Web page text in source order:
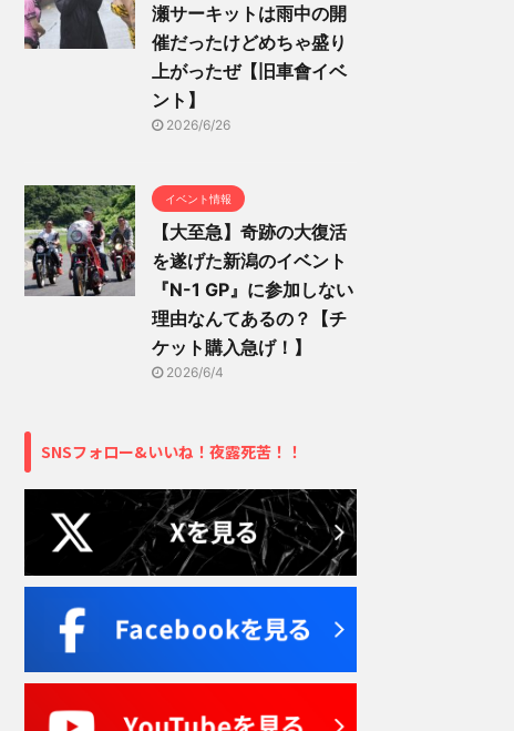
瀬サーキットは雨中の開
催だったけどめちゃ盛り
上がったぜ【旧車會イベ
ント】
2026/6/26
イベント情報
【大至急】奇跡の大復活
を遂げた新潟のイベント
『N-1 GP』に参加しない
理由なんてあるの？【チ
ケット購入急げ！】
2026/6/4
SNSフォロー&いいね！夜露死苦！！